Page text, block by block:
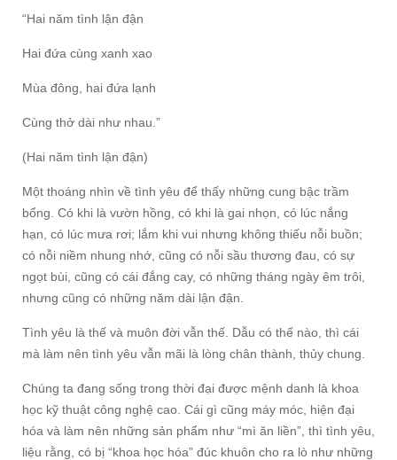
“Hai năm tình lận đận
Hai đứa cùng xanh xao
Mùa đông, hai đứa lạnh
Cùng thở dài như nhau.”
(Hai năm tình lận đận)
Một thoáng nhìn về tình yêu để thấy những cung bậc trầm
bổng. Có khi là vườn hồng, có khi là gai nhọn, có lúc nắng
hạn, có lúc mưa rơi; lắm khi vui nhưng không thiếu nỗi buồn;
có nỗi niềm nhung nhớ, cũng có nỗi sầu thương đau, có sự
ngọt bùi, cũng có cái đắng cay, có những tháng ngày êm trôi,
nhưng cũng có những năm dài lận đận.
Tình yêu là thế và muôn đời vẫn thế. Dẫu có thế nào, thì cái
mà làm nên tình yêu vẫn mãi là lòng chân thành, thủy chung.
Chúng ta đang sống trong thời đại được mệnh danh là khoa
học kỹ thuật công nghệ cao. Cái gì cũng máy móc, hiện đại
hóa và làm nên những sản phẩm như “mì ăn liền”, thì tình yêu,
liệu rằng, có bị “khoa học hóa” đúc khuôn cho ra lò như những